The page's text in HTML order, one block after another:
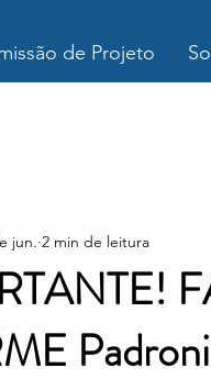
de Projeto
jun. 2 min de leitura